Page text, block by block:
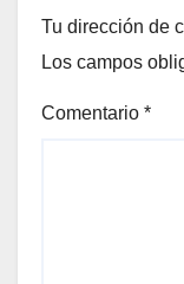
Tu dirección de
Los campos
Comentario *